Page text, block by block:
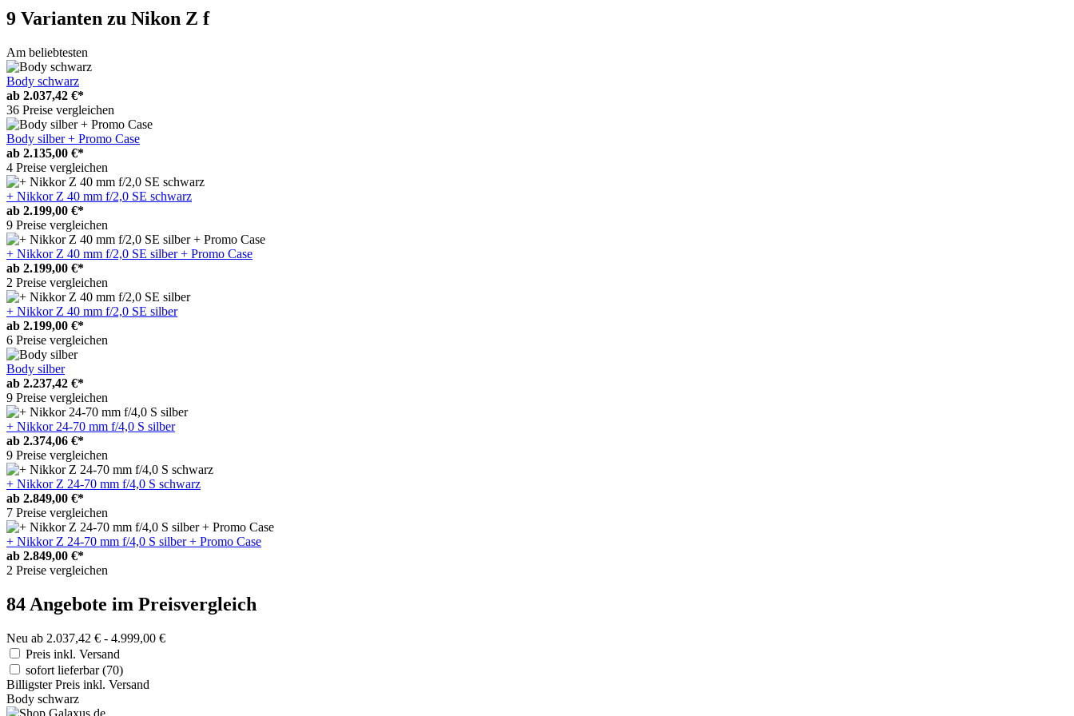
9 Varianten zu Nikon Z f
Am beliebtesten
Body schwarz
ab 2.037,42 €*
36 Preise vergleichen
Body silber + Promo Case
ab 2.135,00 €*
4 Preise vergleichen
+ Nikkor Z 40 mm f/2,0 SE schwarz
ab 2.199,00 €*
9 Preise vergleichen
+ Nikkor Z 40 mm f/2,0 SE silber + Promo Case
ab 2.199,00 €*
2 Preise vergleichen
+ Nikkor Z 40 mm f/2,0 SE silber
ab 2.199,00 €*
6 Preise vergleichen
Body silber
ab 2.237,42 €*
9 Preise vergleichen
+ Nikkor 24-70 mm f/4,0 S silber
ab 2.374,06 €*
9 Preise vergleichen
+ Nikkor Z 24-70 mm f/4,0 S schwarz
ab 2.849,00 €*
7 Preise vergleichen
+ Nikkor Z 24-70 mm f/4,0 S silber + Promo Case
ab 2.849,00 €*
2 Preise vergleichen
84 Angebote im Preisvergleich
Neu ab 2.037,42 € - 4.999,00 €
Preis inkl. Versand
sofort lieferbar(70)
Billigster Preis inkl. Versand
Body schwarz